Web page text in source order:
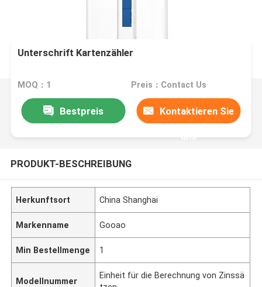
Unterschrift Kartenzähler
MOQ：1 Preis：Contact Us
Bestpreis Kontaktieren Sie
uns
PRODUKT-BESCHREIBUNG
Herkunftsort China Shanghai
Markenname Gooao
Min Bestellmenge 1
Modellnummer
Einheit für die Berechnung von Zinssä